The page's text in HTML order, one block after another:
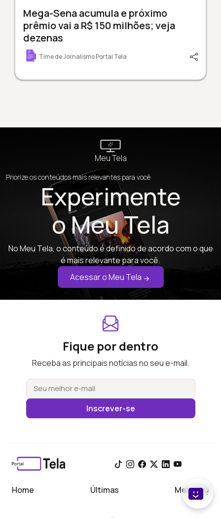
Mega-Sena acumula e próximo
prêmio vai a R$ 150 milhões; veja
dezenas
Time de Jornalismo Portal Tela
Meu Tela
Priorize os conteúdos mais relevantes para você
Experimente
o Meu Tela
No Meu Tela, o conteúdo é definido de acordo com o que
é mais relevante para você.
Acessar o Meu Tela
Fique por dentro
Receba as principais notícias no seu e-mail.
Inscrever-se
Home Últimas Meu Tela